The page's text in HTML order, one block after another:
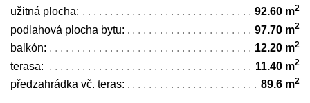
užitná plocha:
92.60 m2
podlahová plocha bytu: 97.70 m2
balkón: 12.20 m2
terasa: 11.40 m2
předzahrádka vč. teras: 89.6 m2